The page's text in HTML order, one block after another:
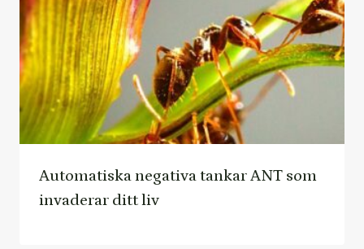
Automatiska negativa tankar ANT som
invaderar ditt liv